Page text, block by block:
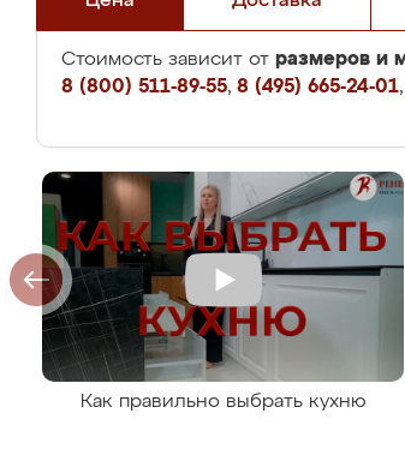
Стоимость зависит от размеров и
8 (800) 511-89-55, 8 (495) 665-24-01,
Как правильно выбрать кухню